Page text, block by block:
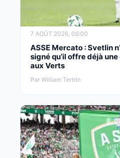
7 AOÛT 2026, 06:00
ASSE Mercato : Svetlin
signé qu’il offre déjà
aux Verts
Par William Tertrin